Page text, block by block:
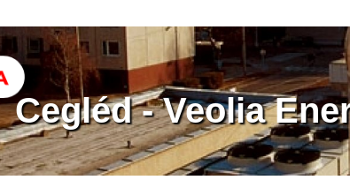
Cegléd - Veolia